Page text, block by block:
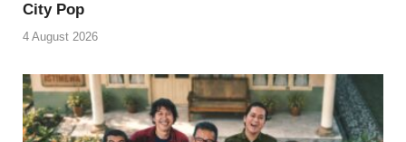
City Pop
4 August 2026